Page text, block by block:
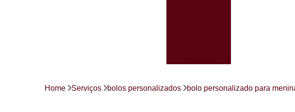
Mini pastéis
Home Serviços bolos personalizados bolo personalizado para